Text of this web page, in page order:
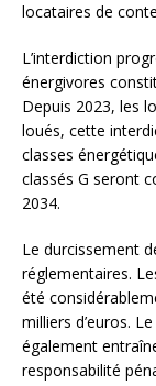
locataires de
L’interdiction
énergivores
Depuis 2023, les
loués, cette
classes
classés G seront
2034.
Le durcissement
réglementaires.
été
milliers d’euros.
également
responsabilité